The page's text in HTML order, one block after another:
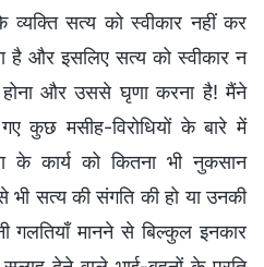
सत्य को स्वीकार नहीं कर
और इसलिए सत्य को स्वीकार न
और उससे घृणा करना है! मैंने
कुछ मसीह-विरोधियों के बारे में
के कार्य को कितना भी नुकसान
भी सत्य की संगति की हो या उनकी
गलतियाँ मानने से बिल्कुल इनकार